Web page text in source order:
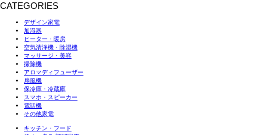
CATEGORIES
デザイン家電
加湿器
ヒーター・暖房
空気清浄機・除湿機
マッサージ・美容
掃除機
アロマディフューザー
扇風機
保冷庫・冷蔵庫
スマホ・スピーカー
電話機
その他家電
キッチン・フード